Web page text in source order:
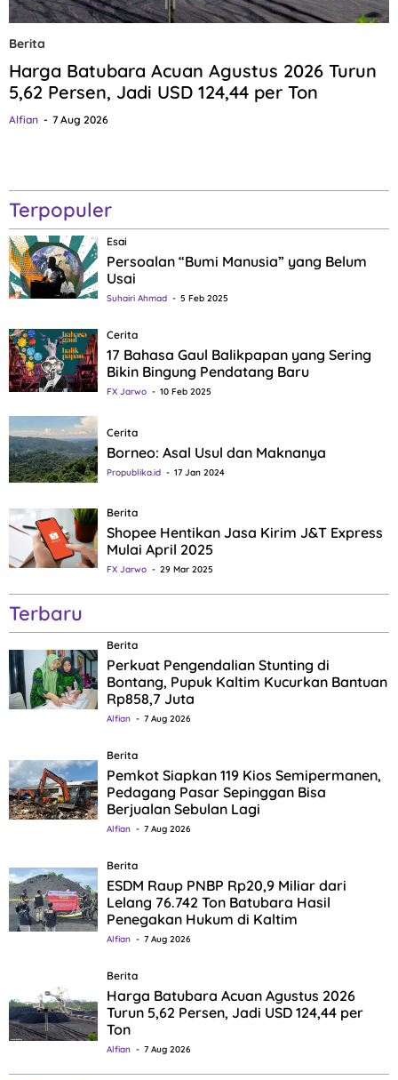
Berita
Harga Batubara Acuan Agustus 2026 Turun
5,62 Persen, Jadi USD 124,44 per Ton
Alfian 7 Aug 2026
Terpopuler
Esai
Persoalan “Bumi Manusia” yang Belum
Usai
Suhairi Ahmad 5 Feb 2025
Cerita
17 Bahasa Gaul Balikpapan yang Sering
Bikin Bingung Pendatang Baru
FX Jarwo 10 Feb 2025
Cerita
Borneo: Asal Usul dan Maknanya
Propublika.id 17 Jan 2024
Berita
Shopee Hentikan Jasa Kirim J&T Express
Mulai April 2025
FX Jarwo 29 Mar 2025
Terbaru
Berita
Perkuat Pengendalian Stunting di
Bontang, Pupuk Kaltim Kucurkan Bantuan
Rp858,7 Juta
Alfian 7 Aug 2026
Berita
Pemkot Siapkan 119 Kios Semipermanen,
Pedagang Pasar Sepinggan Bisa
Berjualan Sebulan Lagi
Alfian 7 Aug 2026
Berita
ESDM Raup PNBP Rp20,9 Miliar dari
Lelang 76.742 Ton Batubara Hasil
Penegakan Hukum di Kaltim
Alfian 7 Aug 2026
Berita
Harga Batubara Acuan Agustus 2026
Turun 5,62 Persen, Jadi USD 124,44 per
Ton
Alfian 7 Aug 2026